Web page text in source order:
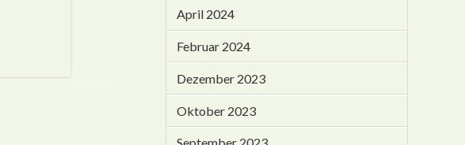
April 2024
Februar 2024
Dezember 2023
Oktober 2023